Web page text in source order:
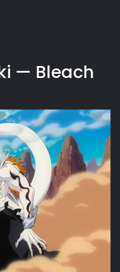
— Bleach